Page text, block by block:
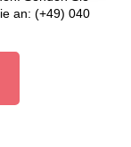
an: (+49) 040